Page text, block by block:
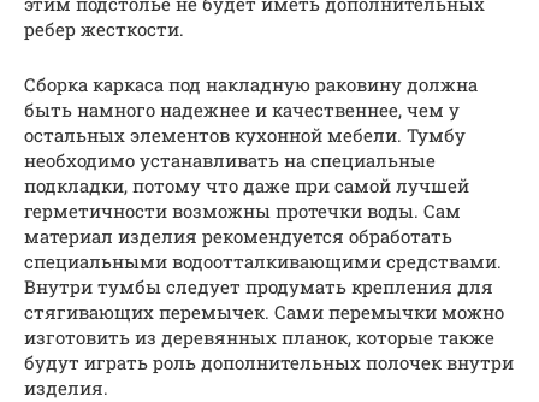
ребер жесткости.
Сборка каркаса под накладную раковину должна
быть намного надежнее и качественнее, чем у
остальных элементов кухонной мебели. Тумбу
необходимо устанавливать на специальные
подкладки, потому что даже при самой лучшей
герметичности возможны протечки воды. Сам
материал изделия рекомендуется обработать
специальными водоотталкивающими средствами.
Внутри тумбы следует продумать крепления для
стягивающих перемычек. Сами перемычки можно
изготовить из деревянных планок, которые также
будут играть роль дополнительных полочек внутри
изделия.